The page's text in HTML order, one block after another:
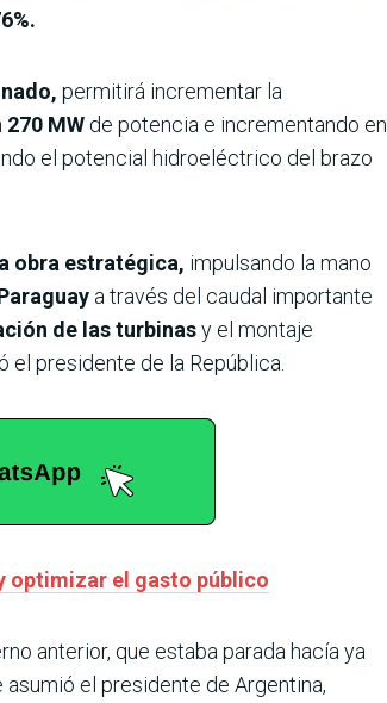
permitirá incrementar la
270 MW de potencia e incrementando en
el potencial hidroeléctrico del brazo
obra estratégica, impulsando la mano
a través del caudal importante
de las turbinasy el montaje
presidente de la República.
optimizar el gasto público
anterior, que estaba parada hacía ya
el presidente de Argentina,